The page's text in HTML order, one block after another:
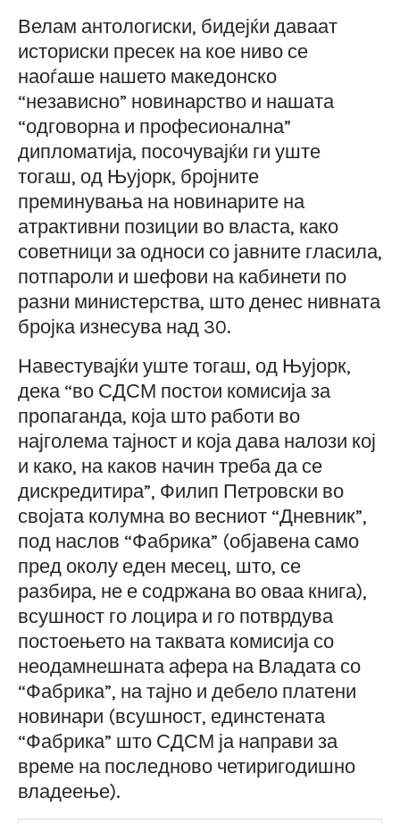
Велам антологиски, бидејќи даваат
историски пресек на кое ниво се
наоѓаше нашето македонско
“независно” новинарство и нашата
“одговорна и професионална”
дипломатија, посочувајќи ги уште
тогаш, од Њујорк, бројните
преминувања на новинарите на
атрактивни позиции во власта, како
советници за односи со јавните гласила,
потпароли и шефови на кабинети по
разни министерства, што денес нивната
бројка изнесува над 30.
Навестувајќи уште тогаш, од Њујорк,
дека “во СДСМ постои комисија за
пропаганда, која што работи во
најголема тајност и која дава налози кој
и како, на каков начин треба да се
дискредитира”, Филип Петровски во
својата колумна во весниот “Дневник”,
под наслов “Фабрика” (објавена само
пред околу еден месец, што, се
разбира, не е содржана во оваа книга),
всушност го лоцира и го потврдува
постоењето на таквата комисија со
неодамнешната афера на Владата со
“Фабрика”, на тајно и дебело платени
новинари (всушност, единстената
“Фабрика” што СДСМ ја направи за
време на последново четиригодишно
владеење).